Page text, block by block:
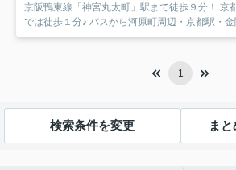
京阪鴨東線「神宮丸太町」駅まで徒歩９分！ 京
では徒歩１分♪ バスから河原町周辺・京都駅・金
1
検索条件を変更 ま